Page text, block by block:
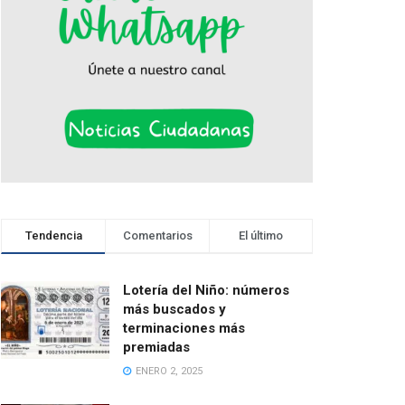
Tendencia Comentarios El último
Lotería del Niño: números
más buscados y
terminaciones más
premiadas
ENERO 2, 2025